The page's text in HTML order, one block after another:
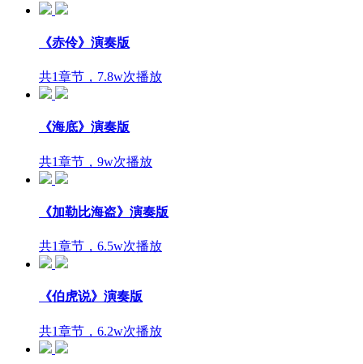
《赤伶》演奏版
共1章节，7.8w次播放
《海底》演奏版
共1章节，9w次播放
《加勒比海盗》演奏版
共1章节，6.5w次播放
《伯虎说》演奏版
共1章节，6.2w次播放